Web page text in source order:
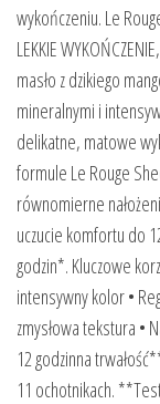
wykończeniu. Le
LEKKIE
masło z dzikiego
mineralnymi i
delikatne, matowe
formule Le Rouge
równomierne
uczucie komfortu do
godzin*. Kluczowe
intensywny kolor •
zmysłowa tekstura •
12 godzinna
11 ochotnikach.